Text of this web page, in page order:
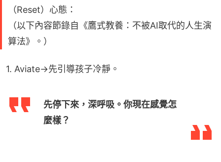
（Reset）心態：
（以下內容節錄自《鷹式教養：不被AI取代的人生演
算法》。）
1. Aviate→先引導孩子冷靜。
先停下來，深呼吸。你現在感覺怎
麼樣？